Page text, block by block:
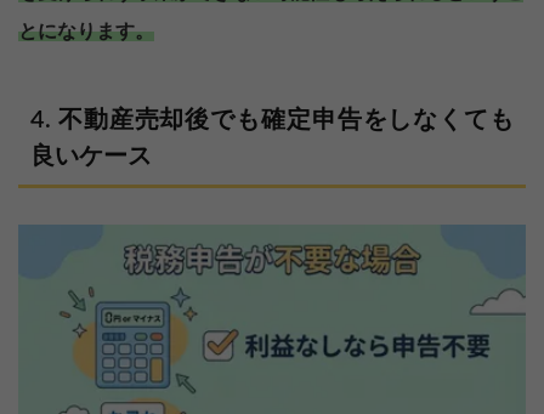
とになります。
不動産売却後でも確定申告をしなくても
良いケース